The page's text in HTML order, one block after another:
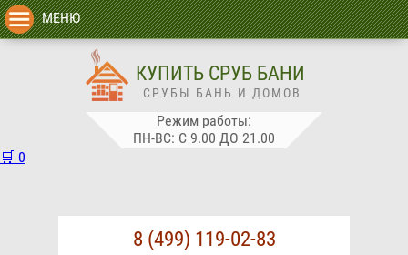
8 (499) 119-02-83
МЕНЮ
КУПИТЬ СРУБ БАНИ
СРУБЫ БАНЬ И ДОМОВ
Режим работы:
ПН-ВС: С 9.00 ДО 21.00
🛒 0